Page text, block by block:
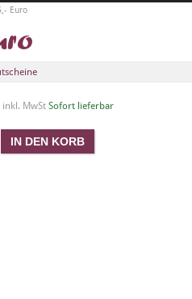
Euro
inkl. MwSt Sofort lieferbar